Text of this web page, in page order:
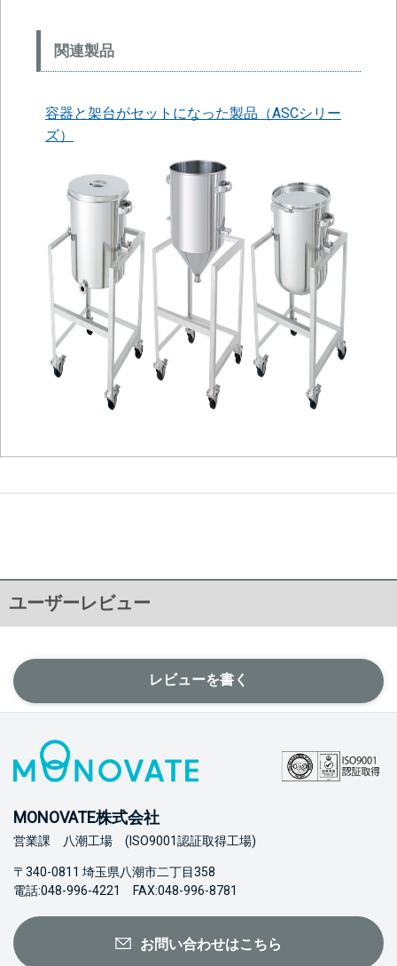
関連製品
容器と架台がセットになった製品（ASCシリー
ズ）
ユーザーレビュー
レビューを書く
MONOVATE株式会社
営業課 八潮工場 (ISO9001認証取得工場)
〒340-0811 埼玉県八潮市二丁目358
電話:048-996-4221 FAX:048-996-8781
お問い合わせはこちら